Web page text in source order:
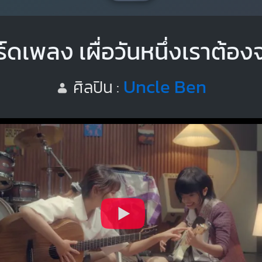
เพลง เผื่อวันหนึ่งเราต้อง
ศิลปิน : Uncle Ben